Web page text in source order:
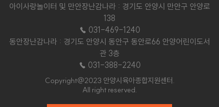
아이사랑놀이터 및 만안장난감나라 : 경기도 안양시 만안구 안양로
138
☎ 031-469-1240
동안장난감나라 : 경기도 안양시 동안구 동안로66 안양어린이도서
관 3층
☎ 031-388-2240
Copyright@2023 안양시육아종합지원센터.
All right reserved.